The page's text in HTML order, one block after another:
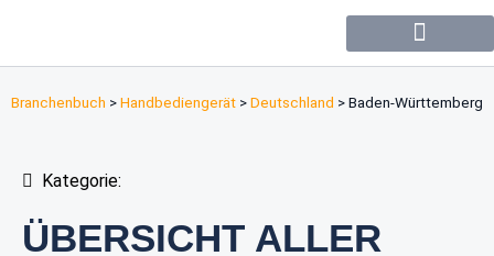
Branchenbuch >Handbediengerät >Deutschland >Baden-Württemberg
Kategorie:
ÜBERSICHT ALLER